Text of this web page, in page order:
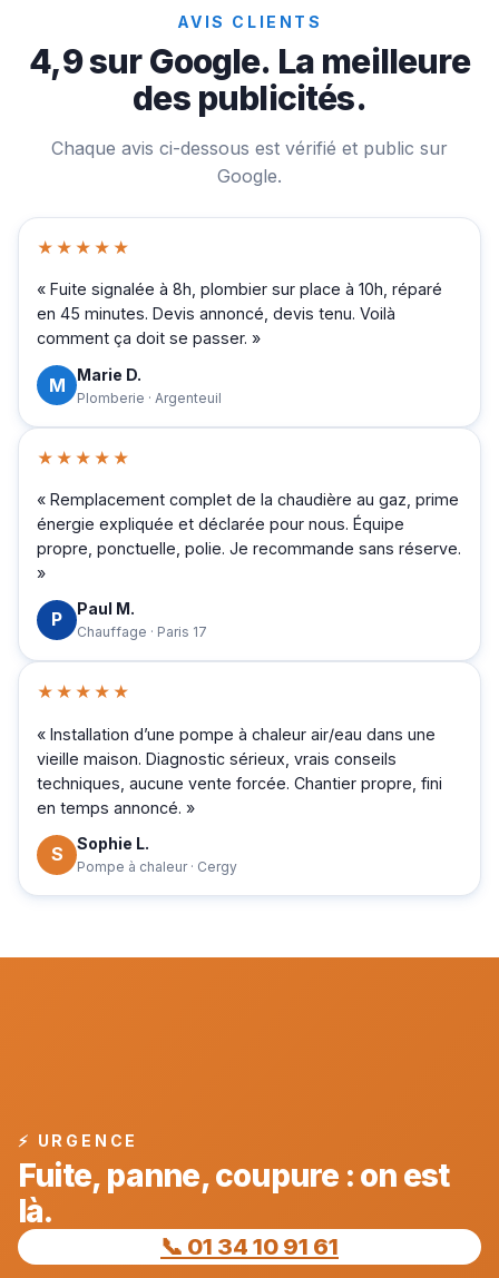
AVIS CLIENTS
4,9 sur Google. La meilleure
des publicités.
Chaque avis ci-dessous est vérifié et public sur
Google.
★★★★★
« Fuite signalée à 8h, plombier sur place à 10h, réparé
en 45 minutes. Devis annoncé, devis tenu. Voilà
comment ça doit se passer. »
M Marie D.
Plomberie · Argenteuil
★★★★★
« Remplacement complet de la chaudière au gaz, prime
énergie expliquée et déclarée pour nous. Équipe
propre, ponctuelle, polie. Je recommande sans réserve.
»
P Paul M.
Chauffage · Paris 17
★★★★★
« Installation d’une pompe à chaleur air/eau dans une
vieille maison. Diagnostic sérieux, vrais conseils
techniques, aucune vente forcée. Chantier propre, fini
en temps annoncé. »
S Sophie L.
Pompe à chaleur · Cergy
⚡ URGENCE
Fuite, panne, coupure : on est
là.
📞 01 34 10 91 61